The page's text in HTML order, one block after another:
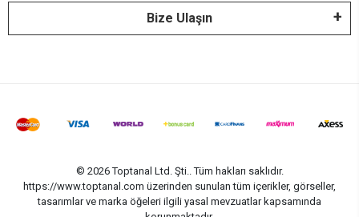
Bize Ulaşın
© 2026 Toptanal Ltd. Şti.. Tüm hakları saklıdır.
https://www.toptanal.com üzerinden sunulan tüm içerikler, görseller,
tasarımlar ve marka öğeleri ilgili yasal mevzuatlar kapsamında